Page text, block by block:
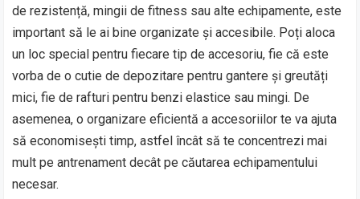
de rezistență, mingii de fitness sau alte echipamente, este
important să le ai bine organizate și accesibile. Poți aloca
un loc special pentru fiecare tip de accesoriu, fie că este
vorba de o cutie de depozitare pentru gantere și greutăți
mici, fie de rafturi pentru benzi elastice sau mingi. De
asemenea, o organizare eficientă a accesoriilor te va ajuta
să economisești timp, astfel încât să te concentrezi mai
mult pe antrenament decât pe căutarea echipamentului
necesar.